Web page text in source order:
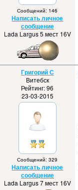
Сообщений: 146
Написать личное
сообщение
Lada Largus 5 мест 16V
Григорий С
Витебск
Рейтинг: 96
23-03-2015
Сообщений: 329
Написать личное
сообщение
Lada Largus 7 мест 16V